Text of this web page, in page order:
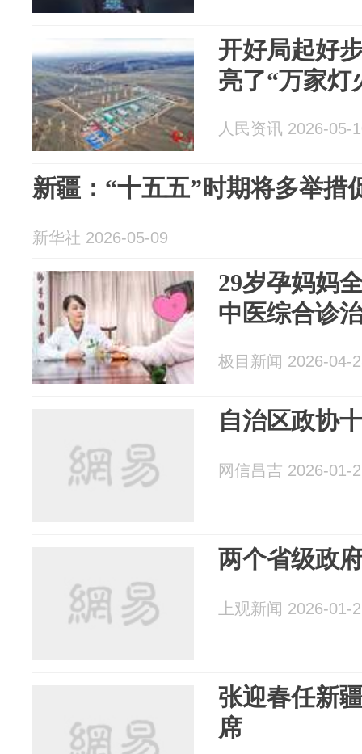
开好局起好
亮了“万家灯
人民资讯 2026-05-
新疆：“十五五”时期将多举措
新华社 2026-05-09
29岁孕妈妈
中医综合诊
极目新闻 2026-04-
自治区政协
网信昌吉 2026-01-
两个省级政
上观新闻 2026-01-
张迎春任新
席